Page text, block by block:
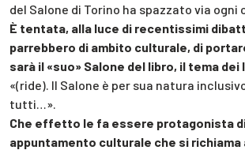
del Salone di Torino ha spazzato via ogni
È tentata, alla luce di recentissimi
parrebbero di ambito culturale, di
sarà il «suo» Salone del libro, il tema
«(ride). Il Salone è per sua natura
tutti…».
Che effetto le fa essere protagonista
appuntamento culturale che si richiama